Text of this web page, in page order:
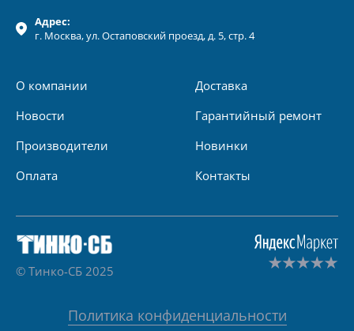
Адрес:
г. Москва, ул.Остаповский проезд, д. 5, стр. 4
О компании
Новости
Производители
Оплата
Доставка
Гарантийный ремонт
Новинки
Контакты
© Тинко-СБ 2025
Политика конфиденциальности